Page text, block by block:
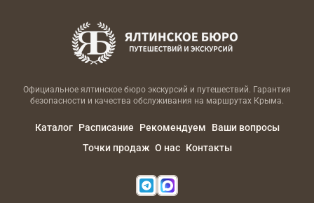
Официальное ялтинское бюро экскурсий и путешествий. Гарантия
безопасности и качества обслуживания на маршрутах Крыма.
Каталог Расписание Рекомендуем
Ваши вопросы
Точки продаж О нас Контакты